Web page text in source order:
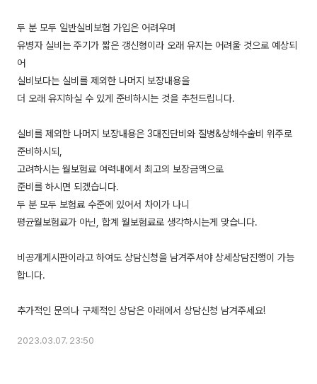
두 분 모두 일반실비보험 가입은 어려우며
유병자 실비는 주기가 짧은 갱신형이라 오래 유지는 어려울 것으로 예상되
어
실비보다는 실비를 제외한 나머지 보장내용을
더 오래 유지하실 수 있게 준비하시는 것을 추천드립니다.
실비를 제외한 나머지 보장내용은 3대진단비와 질병&상해수술비 위주로
준비하시되,
고려하시는 월보험료 여력내에서 최고의 보장금액으로
준비를 하시면 되겠습니다.
두 분 모두 보험료 수준에 있어서 차이가 나니
평균월보험료가 아닌, 합계 월보험료로 생각하시는게 맞습니다.
비공개게시판이라고 하여도 상담신청을 남겨주셔야 상세상담진행이 가능
합니다.
2023.03.07. 23:50